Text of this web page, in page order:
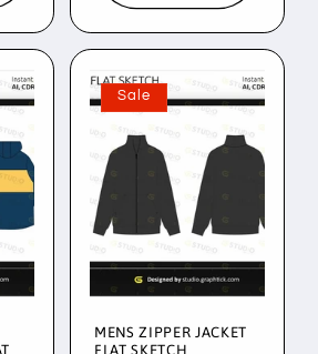
Sale
MENS ZIPPER JACKET
FLAT SKETCH